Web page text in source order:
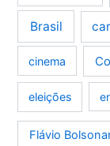
Brasil
cinema
eleições
Flávio